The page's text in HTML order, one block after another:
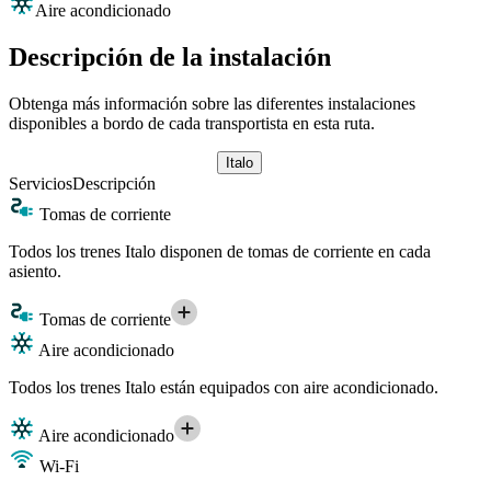
Aire acondicionado
Descripción de la instalación
Obtenga más información sobre las diferentes instalaciones
disponibles a bordo de cada transportista en esta ruta.
Italo
ServiciosDescripción
Tomas de corriente
Todos los trenes Italo disponen de tomas de corriente en cada
asiento.
Tomas de corriente
Aire acondicionado
Todos los trenes Italo están equipados con aire acondicionado.
Aire acondicionado
Wi-Fi